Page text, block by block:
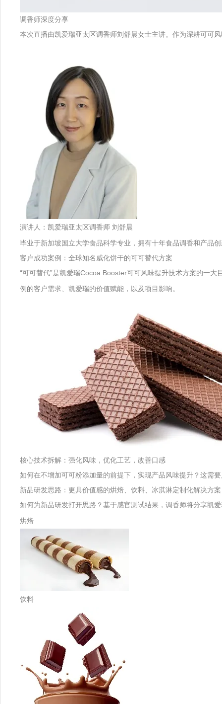
调香师深度分享
本次直播由凯爱瑞亚太区调香师刘舒晨女士主讲。作为深耕可可
演讲人：凯爱瑞亚太区调香师 刘舒晨
毕业于新加坡国立大学食品科学专业，拥有十年食品调香和产品
客户成功案例：全球知名威化饼干的可可替代方案
“可可替代”是凯爱瑞Cocoa Booster可可风味提升技术方案的一
例的客户需求、凯爱瑞的价值赋能，以及项目影响。
核心技术拆解：强化风味，优化工艺，改善口感
如何在不增加可可粉添加量的前提下，实现产品风味提升？这需
新品研发思路：更具价值感的烘焙、饮料、冰淇淋定制化解决方案
如何为新品研发打开思路？基于感官测试结果，调香师将分享凯
烘焙
饮料